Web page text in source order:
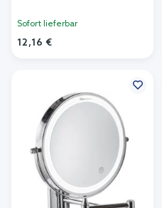
Sofort lieferbar
12,16 €